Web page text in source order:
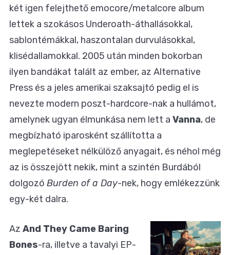
két igen felejthető emocore/metalcore album
lettek a szokásos Underoath-áthallásokkal,
sablontémákkal, haszontalan durvulásokkal,
klisédallamokkal. 2005 után minden bokorban
ilyen bandákat talált az ember, az Alternative
Press és a jeles amerikai szaksajtó pedig el is
nevezte modern poszt-hardcore-nak a hullámot,
amelynek ugyan élmunkása nem lett a Vanna, de
megbízható iparosként szállította a
meglepetéseket nélkülöző anyagait, és néhol még
az is összejött nekik, mint a szintén Burdából
dolgozó Burden of a Day-nek, hogy emlékezzünk
egy-két dalra.
Az And They Came Baring
Bones-ra, illetve a tavalyi EP-